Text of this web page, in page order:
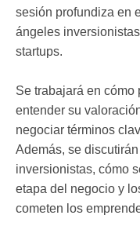
sesión profundiza en
ángeles
startups.
Se trabajará en cómo
entender su
negociar términos
Además, se
inversionistas, cómo
etapa del negocio y
cometen los